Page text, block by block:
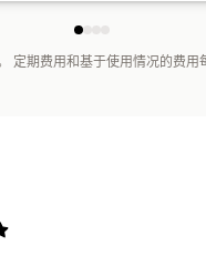
定期费用和基于使用情况的费用